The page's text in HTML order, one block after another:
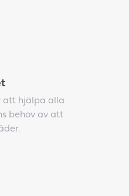
att hjälpa alla
behov av att